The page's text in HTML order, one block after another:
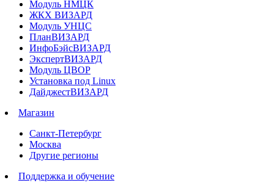
Модуль НМЦК
ЖКХ ВИЗАРД
Модуль УНЦС
ПланВИЗАРД
ИнфоБэйсВИЗАРД
ЭкспертВИЗАРД
Модуль ЦВОР
Установка под Linux
ДайджестВИЗАРД
Магазин
Санкт-Петербург
Москва
Другие регионы
Поддержка и обучение